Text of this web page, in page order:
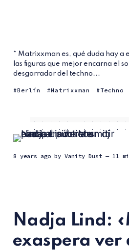
* Matrixxman es, qué duda hay a
las figuras que mejor encarna el
desgarrador del techno...
Berlín Matrixxman Techno
8 years agoby Vanity Dust — 11
Nadja Lind:
exaspera ver